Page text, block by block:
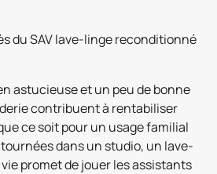
du SAV lave-linge reconditionné
astucieuse et un peu de bonne
contribuent à rentabiliser
ce soit pour un usage familial
dans un studio, un lave-
promet de jouer les assistants